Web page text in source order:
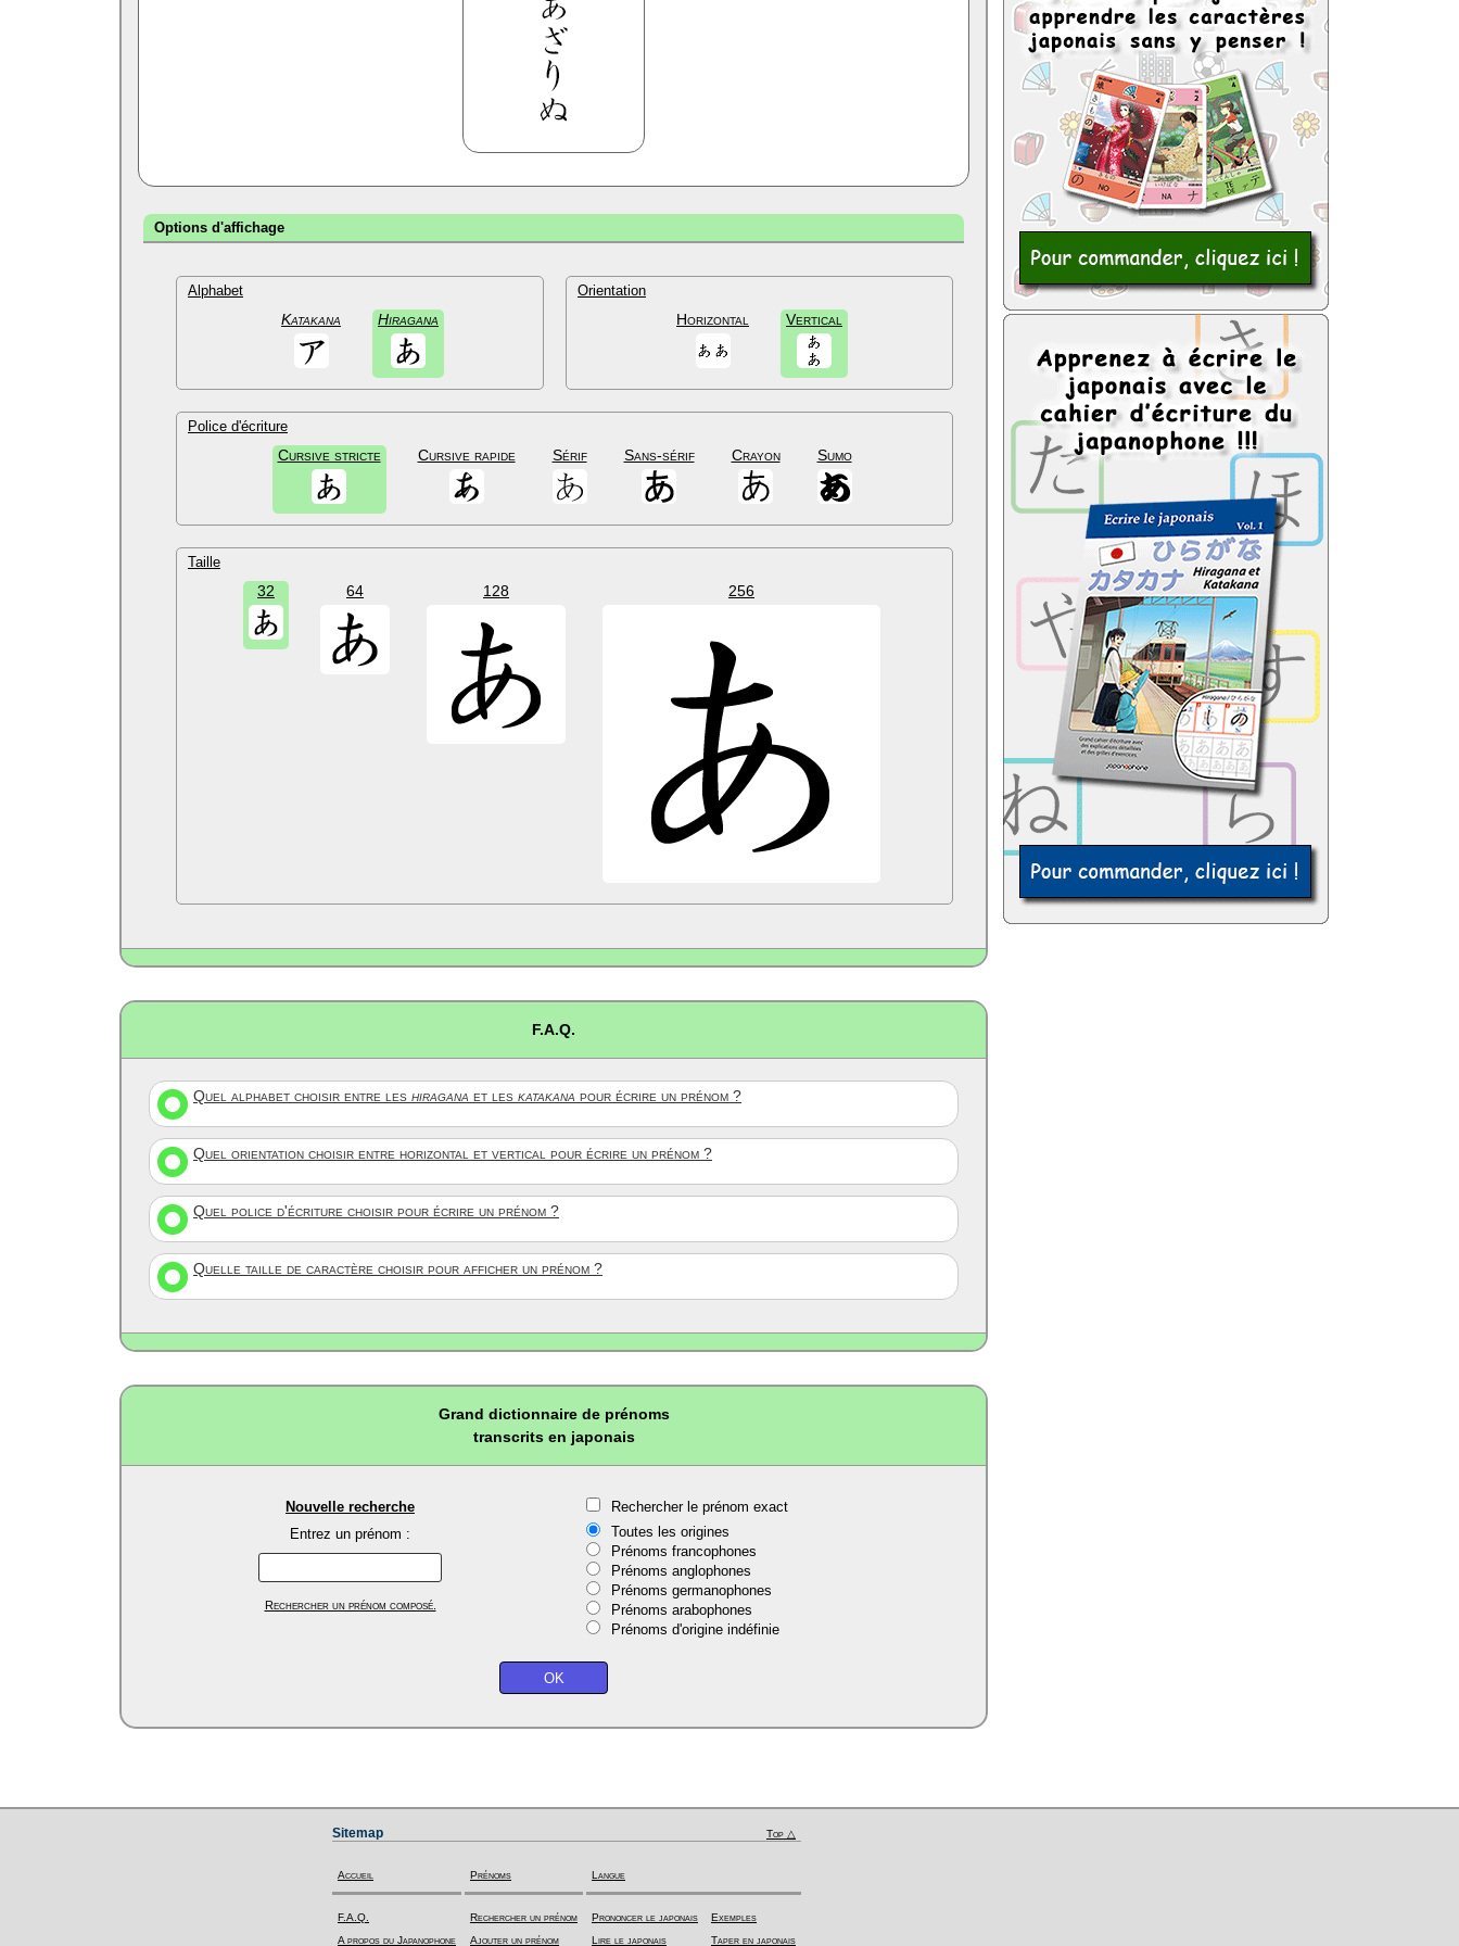
Options d'affichage
Alphabet
Katakana Hiragana
Orientation
Horizontal Vertical
Police d'écriture
Cursive stricte Cursive rapide Sérif Sans-sérif Crayon Sumo
Taille
32 64 128 256
F.A.Q.
Quel alphabet choisir entre les hiragana et les katakana pour écrire un prénom ?
Quel orientation choisir entre horizontal et vertical pour écrire un prénom ?
Quel police d'écriture choisir pour écrire un prénom ?
Quelle taille de caractère choisir pour afficher un prénom ?
Grand dictionnaire de prénoms
transcrits en japonais
Nouvelle recherche
Entrez un prénom :
Rechercher un prénom composé.
Rechercher le prénom exact
Toutes les origines
Prénoms francophones
Prénoms anglophones
Prénoms germanophones
Prénoms arabophones
Prénoms d'origine indéfinie
Sitemap Top △
Accueil
F.A.Q.
A propos du Japanophone
Prénoms
Rechercher un prénom
Ajouter un prénom
Langue
Prononcer le japonais
Lire le japonais
Exemples
Taper en japonais